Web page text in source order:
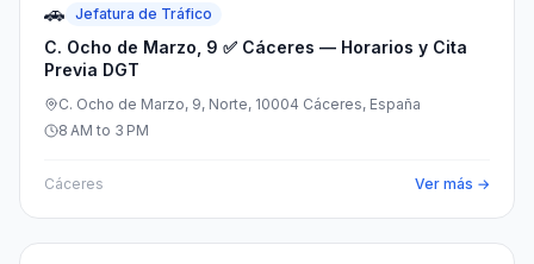
🚗 Jefatura de Tráfico
C. Ocho de Marzo, 9 ✅ Cáceres — Horarios y Cita
Previa DGT
C. Ocho de Marzo, 9, Norte, 10004 Cáceres, España
8 AM to 3 PM
Cáceres Ver más →